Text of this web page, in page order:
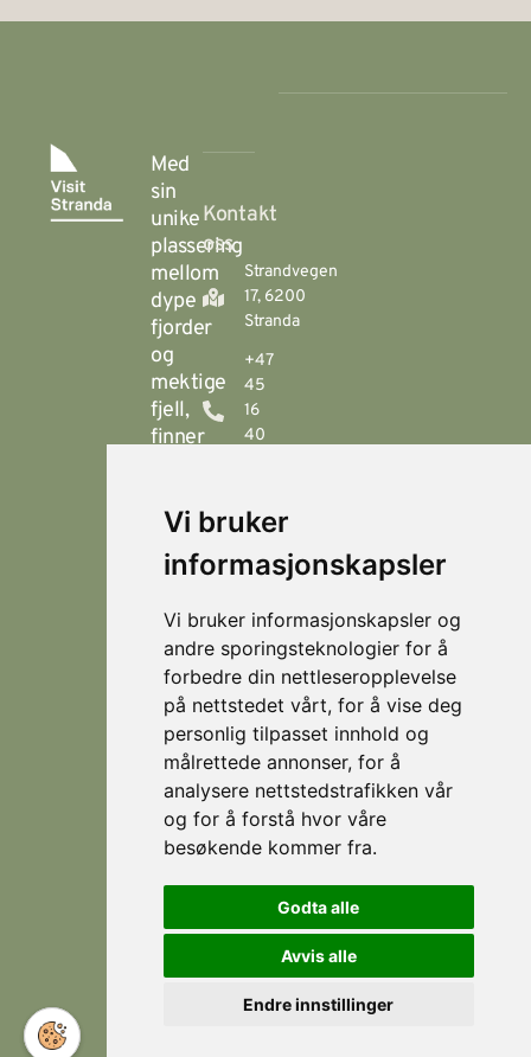
Vi bruker
informasjonskapsler
Vi bruker informasjonskapsler og
andre sporingsteknologier for å
forbedre din nettleseropplevelse
på nettstedet vårt, for å vise deg
personlig tilpasset innhold og
målrettede annonser, for å
analysere nettstedstrafikken vår
og for å forstå hvor våre
besøkende kommer fra.
Godta alle
Avvis alle
Endre innstillinger
Med
sin
unike
plassering
mellom
dype
fjorder
og
mektige
fjell,
finner
- en
helårsdestinasjon
som
på
flotte
fjellturer
om
sommeren,
og
som
er et
eldorado
om
Kontakt
oss
Strandvegen
17, 6200
Stranda
+47
45
16
40
Fjellsætra
Hornindal
Koie
Stranda
Strandafjellet
oss
Facebook
Instagram
© 2026
Visit
Personvern
Levert av
Horn Media